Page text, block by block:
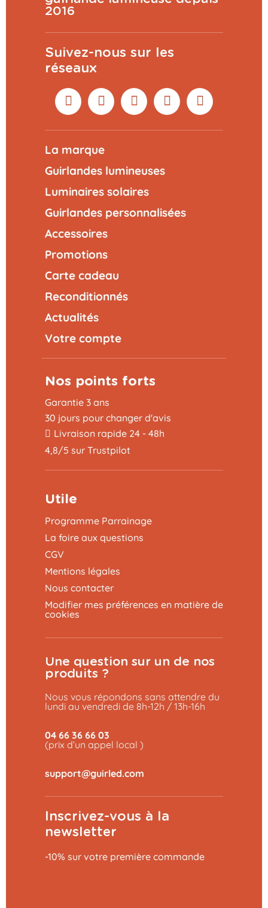
2016
Suivez-nous sur les
réseaux
La marque
Guirlandes lumineuses
Luminaires solaires
Guirlandes personnalisées
Accessoires
Promotions
Carte cadeau
Reconditionnés
Actualités
Votre compte
Nos points forts
Garantie 3 ans
30 jours pour changer d'avis
Livraison rapide 24 - 48h
4,8/5 sur Trustpilot
Utile
Programme Parrainage
La foire aux questions
CGV
Mentions légales
Nous contacter
Modifier mes préférences en matière de
cookies
Une question sur un de nos
produits ?
Nous vous répondons sans attendre du
lundi au vendredi de 8h-12h / 13h-16h
04 66 36 66 03
(prix d’un appel local )
Inscrivez-vous à la
newsletter
-10% sur votre première commande